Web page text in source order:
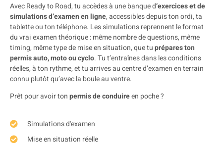
Avec Ready to Road, tu accèdes à une banque d‘exercices et de
simulations d’examen en ligne, accessibles depuis ton ordi, ta
tablette ou ton téléphone. Les simulations reprennent le format
du vrai examen théorique : même nombre de questions, même
timing, même type de mise en situation, que tuprépares ton
permis auto, moto ou cyclo. Tu t’entraînes dans les conditions
réelles, à ton rythme, et tu arrives au centre d’examen en terrain
connu plutôt qu’avec la boule au ventre.
Prêt pour avoir tonpermis de conduireen poche ?
Simulations d'examen
Mise en situation réelle